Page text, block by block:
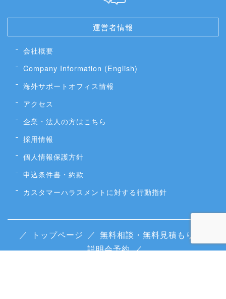
運営者情報
会社概要
Company Information (English)
海外サポートオフィス情報
アクセス
企業・法人の方はこちら
採用情報
個人情報保護方針
申込条件書・約款
カスタマーハラスメントに対する行動指針
／ トップページ ／ 無料相談・無料見積もり
説明会予約 ／